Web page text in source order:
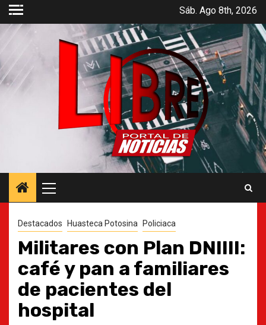
Saltar
contenido
Sáb. Ago 8th, 2026
principal
Destacados Huasteca Potosina Policiaca
Militares con Plan DNIIII:
café y pan a familiares
de pacientes del
hospital